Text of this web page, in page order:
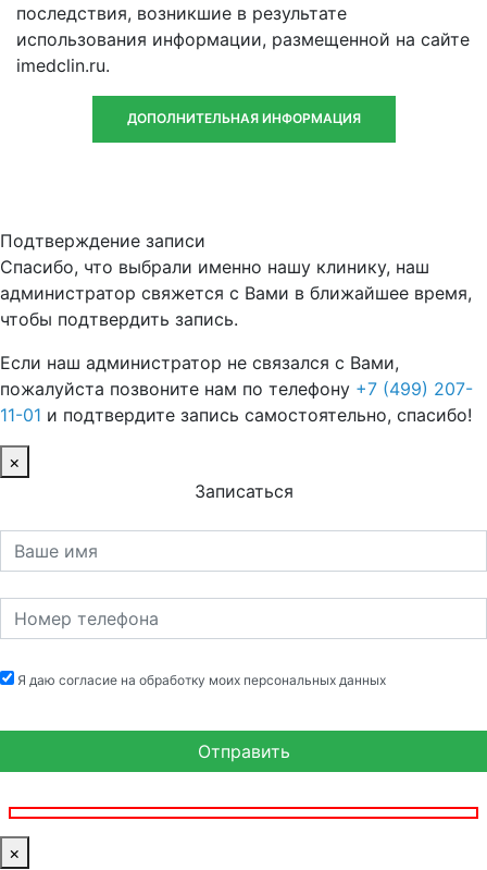
последствия, возникшие в результате
использования информации, размещенной на сайте
imedclin.ru.
ДОПОЛНИТЕЛЬНАЯ ИНФОРМАЦИЯ
Подтверждение записи
Спасибо, что выбрали именно нашу клинику, наш
администратор свяжется с Вами в ближайшее время,
чтобы подтвердить запись.
Если наш администратор не связался с Вами,
пожалуйста позвоните нам по телефону +7 (499) 207-
11-01 и подтвердите запись самостоятельно, спасибо!
×
Записаться
Я даю согласие на обработку моих персональных данных
×